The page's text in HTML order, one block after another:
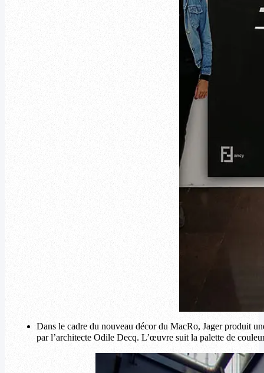
Dans le cadre du nouveau décor du MacRo, Jager produit
par l’architecte Odile Decq. L’œuvre suit la palette de